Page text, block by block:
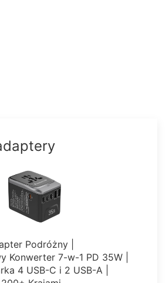
Podróżny |
Konwerter 7-w-1 PD 35W |
4 USB-C i 2 USB-A |